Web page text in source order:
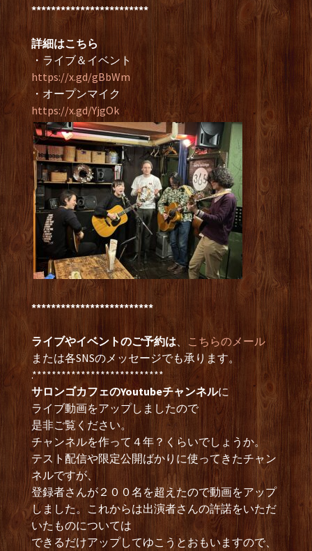
************************
詳細はこちら
・ライブ＆イベント
https://x.gd/gBbWm
・オープンマイク
https://x.gd/YjgOk
*************************
ライブやイベントのご予約は、 こちらのメール
または各SNSのメッセージでも承ります。
.***************************
サロンゴカフェのYoutubeチャンネルに
ライブ動画をアップしましたので
是非ご覧ください。
チャンネルを作って４年？くらいでしょうか。
テスト配信や限定公開ばかりに使ってきたチャン
ネルですが、
登録者さんが２００名を超えたので動画をアップ
しました。これからは出演者さんの許諾をいただ
いたものについては
できるだけアップしてゆこうとおもいますので、